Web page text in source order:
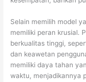
Selain memilih model
memiliki peran krusial.
berkualitas tinggi,
dan keawetan
memiliki daya tahan
waktu, menjadikannya